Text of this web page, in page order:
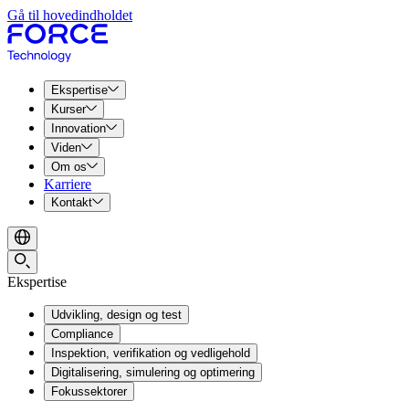
Gå til hovedindholdet
Ekspertise
Kurser
Innovation
Viden
Om os
Karriere
Kontakt
Ekspertise
Udvikling, design og test
Compliance
Inspektion, verifikation og vedligehold
Digitalisering, simulering og optimering
Fokussektorer